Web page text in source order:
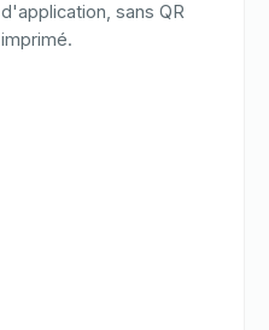
d'application, sans QR
imprimé.